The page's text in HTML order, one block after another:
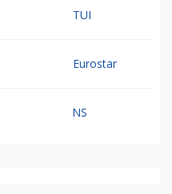
TUI
Eurostar
NS